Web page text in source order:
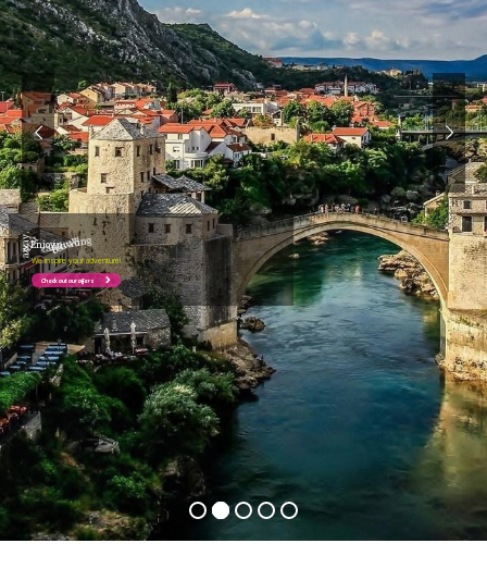
Enjoy in captiv ati n beauty that take s y o reat ay.
We inspire your adventure!
Check out our offers